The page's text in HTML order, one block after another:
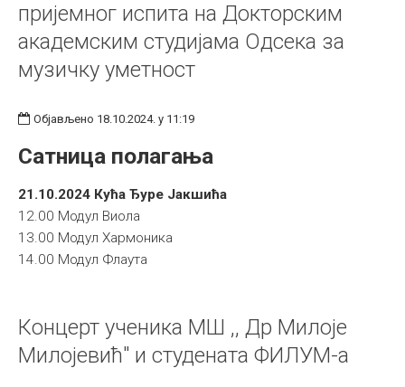
пријемног испита на Докторским
академским студијама Одсека за
музичку уметност
Објављено 18.10.2024. у 11:19
Сатница полагања
21.10.2024 Кућа Ђуре Јакшића
12.00 Модул Виола
13.00 Модул Хармоника
14.00 Модул Флаута
Концерт ученика МШ ,, Др Милоје
Милојевић" и студената ФИЛУМ-а